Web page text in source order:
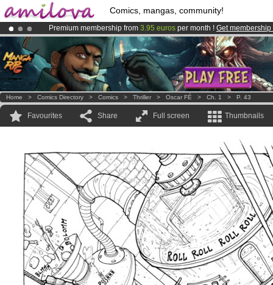
Comics, mangas, community!
Premium membership from 3.95 euros per month ! Get membership
Already 100000membersand 1000comics & mangas!.
AmilovaKickstarter is now LIVE!.
Home > Comics Directory > Comics > Thriller > Oscar FÉ > Ch. 1 > P. 43
Favourites Share Full screen Thumbnails